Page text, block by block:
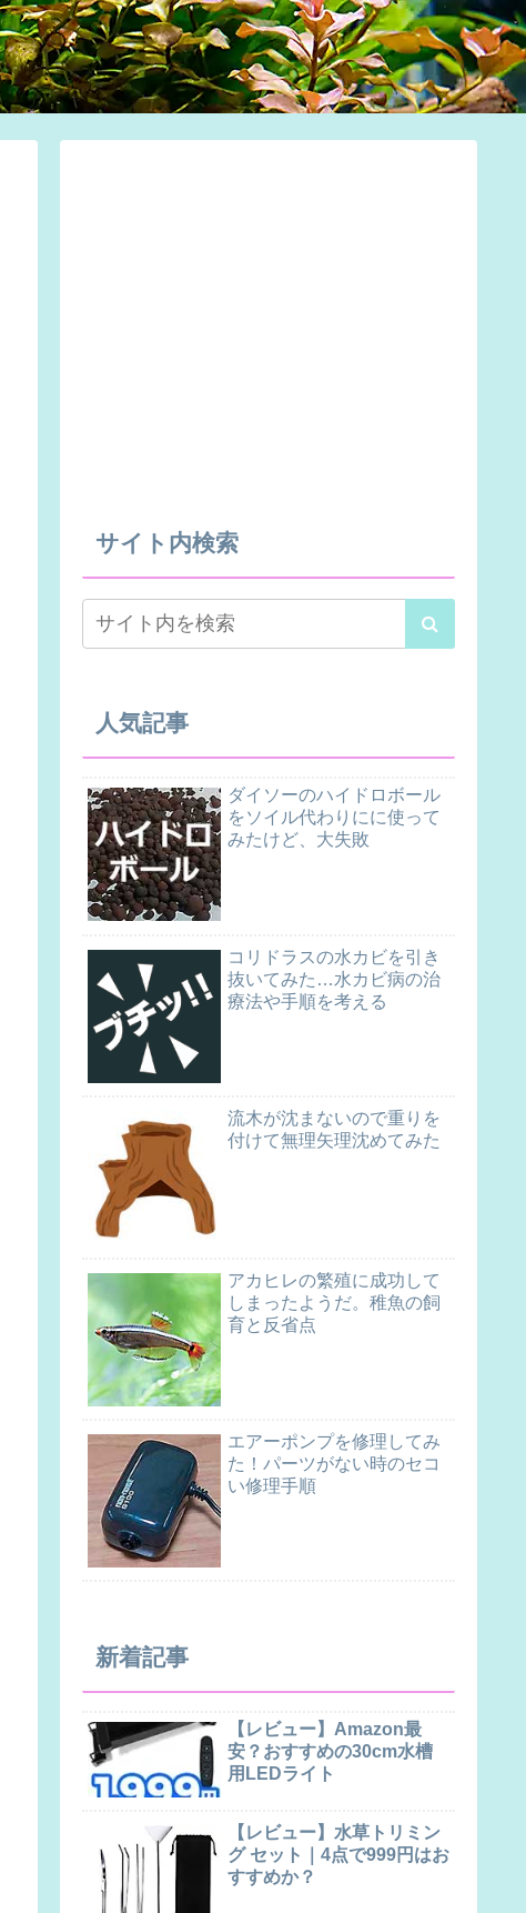
サイト内検索
人気記事
ダイソーのハイドロボール
をソイル代わりにに使って
みたけど、大失敗
コリドラスの水カビを引き
抜いてみた…水カビ病の治
療法や手順を考える
流木が沈まないので重りを
付けて無理矢理沈めてみた
アカヒレの繁殖に成功して
しまったようだ。稚魚の飼
育と反省点
エアーポンプを修理してみ
た！パーツがない時のセコ
い修理手順
新着記事
【レビュー】Amazon最
安？おすすめの30cm水槽
用LEDライト
【レビュー】水草トリミン
グ セット｜4点で999円はお
すすめか？